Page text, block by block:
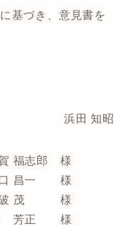
基づき、意見書を
長 浜田 知昭
郎 様
一 様
茂 様
正 様